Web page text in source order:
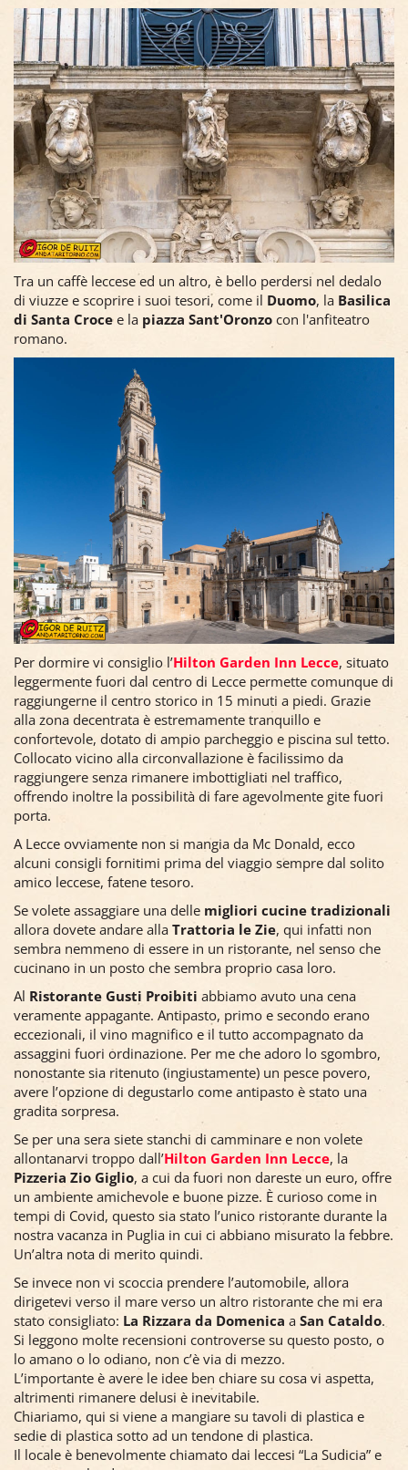
Tra un caffè leccese ed un altro, è bello perdersi nel dedalo
di viuzze e scoprire i suoi tesori, come il Duomo, la Basilica
di Santa Crocee la piazza Sant'Oronzo con l'anfiteatro
romano.
Per dormire vi consiglio l’Hilton Garden Inn Lecce, situato
leggermente fuori dal centro di Lecce permette comunque di
raggiungerne il centro storico in 15 minuti a piedi. Grazie
alla zona decentrata è estremamente tranquillo e
confortevole, dotato di ampio parcheggio e piscina sul tetto.
Collocato vicino alla circonvallazione è facilissimo da
raggiungere senza rimanere imbottigliati nel traffico,
offrendo inoltre la possibilità di fare agevolmente gite fuori
porta.
A Lecce ovviamente non si mangia da Mc Donald, ecco
alcuni consigli fornitimi prima del viaggio sempre dal solito
amico leccese, fatene tesoro.
Se volete assaggiare una delle migliori cucine tradizionali
allora dovete andare alla Trattoria le Zie, qui infatti non
sembra nemmeno di essere in un ristorante, nel senso che
cucinano in un posto che sembra proprio casa loro.
Al Ristorante Gusti Proibiti abbiamo avuto una cena
veramente appagante. Antipasto, primo e secondo erano
eccezionali, il vino magnifico e il tutto accompagnato da
assaggini fuori ordinazione. Per me che adoro lo sgombro,
nonostante sia ritenuto (ingiustamente) un pesce povero,
avere l’opzione di degustarlo come antipasto è stato una
gradita sorpresa.
Se per una sera siete stanchi di camminare e non volete
allontanarvi troppo dall’Hilton Garden Inn Lecce, la
Pizzeria Zio Giglio, a cui da fuori non dareste un euro, offre
un ambiente amichevole e buone pizze. È curioso come in
tempi di Covid, questo sia stato l’unico ristorante durante la
nostra vacanza in Puglia in cui ci abbiano misurato la febbre.
Un’altra nota di merito quindi.
Se invece non vi scoccia prendere l’automobile, allora
dirigetevi verso il mare verso un altro ristorante che mi era
stato consigliato: La Rizzara da Domenica a San Cataldo.
Si leggono molte recensioni controverse su questo posto, o
lo amano o lo odiano, non c’è via di mezzo.
L’importante è avere le idee ben chiare su cosa vi aspetta,
altrimenti rimanere delusi è inevitabile.
Chiariamo, qui si viene a mangiare su tavoli di plastica e
sedie di plastica sotto ad un tendone di plastica.
Il locale è benevolmente chiamato dai leccesi “La Sudicia” e